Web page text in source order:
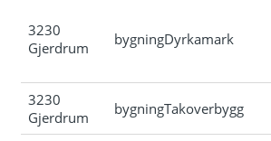
3230
Gjerdrum
bygningDyrkamark
3230
Gjerdrum
bygningTakoverbygg